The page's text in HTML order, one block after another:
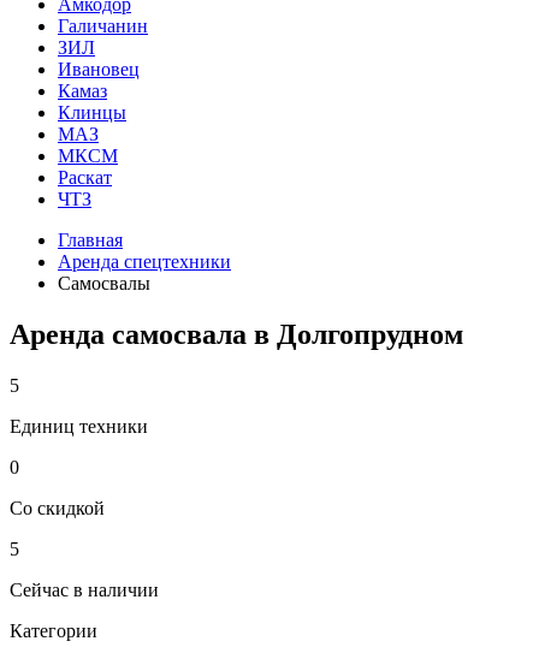
Амкодор
Галичанин
ЗИЛ
Ивановец
Камаз
Клинцы
МАЗ
МКСМ
Раскат
ЧТЗ
Главная
Аренда спецтехники
Самосвалы
Аренда самосвала в Долгопрудном
5
Единиц техники
0
Со скидкой
5
Сейчас в наличии
Категории